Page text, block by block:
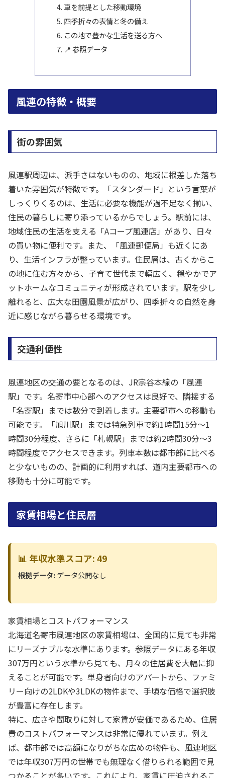
車を前提とした移動環境
四季折々の表情と冬の備え
この地で豊かな生活を送る方へ
📍 参照データ
風連の特徴・概要
街の雰囲気
風連駅周辺は、派手さはないものの、地域に根差した落ち
着いた雰囲気が特徴です。「スタンダード」という言葉が
しっくりくるのは、生活に必要な機能が過不足なく揃い、
住民の暮らしに寄り添っているからでしょう。駅前には、
地域住民の生活を支える「Aコープ風連店」があり、日々
の買い物に便利です。また、「風連郵便局」も近くにあ
り、生活インフラが整っています。住民層は、古くからこ
の地に住む方々から、子育て世代まで幅広く、穏やかでア
ットホームなコミュニティが形成されています。駅を少し
離れると、広大な田園風景が広がり、四季折々の自然を身
近に感じながら暮らせる環境です。
交通利便性
風連地区の交通の要となるのは、JR宗谷本線の「風連
駅」です。名寄市中心部へのアクセスは良好で、隣接する
「名寄駅」までは数分で到着します。主要都市への移動も
可能です。「旭川駅」までは特急列車で約1時間15分〜1
時間30分程度、さらに「札幌駅」までは約2時間30分〜3
時間程度でアクセスできます。列車本数は都市部に比べる
と少ないものの、計画的に利用すれば、道内主要都市への
移動も十分に可能です。
家賃相場と住民層
📊 年収水準スコア: 49
根拠データ:データ公開なし
家賃相場とコストパフォーマンス
北海道名寄市風連地区の家賃相場は、全国的に見ても非常
にリーズナブルな水準にあります。参照データにある年収
307万円という水準から見ても、月々の住居費を大幅に抑
えることが可能です。単身者向けのアパートから、ファミ
リー向けの2LDKや3LDKの物件まで、手頃な価格で選択肢
が豊富に存在します。
特に、広さや間取りに対して家賃が安価であるため、住居
費のコストパフォーマンスは非常に優れています。例え
ば、都市部では高額になりがちな広めの物件も、風連地区
では年収307万円の世帯でも無理なく借りられる範囲で見
つかることが多いです。これにより、家賃に圧迫されるこ